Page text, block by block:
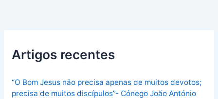
Artigos recentes
“O Bom Jesus não precisa apenas de muitos devotos;
precisa de muitos discípulos”- Cónego João António